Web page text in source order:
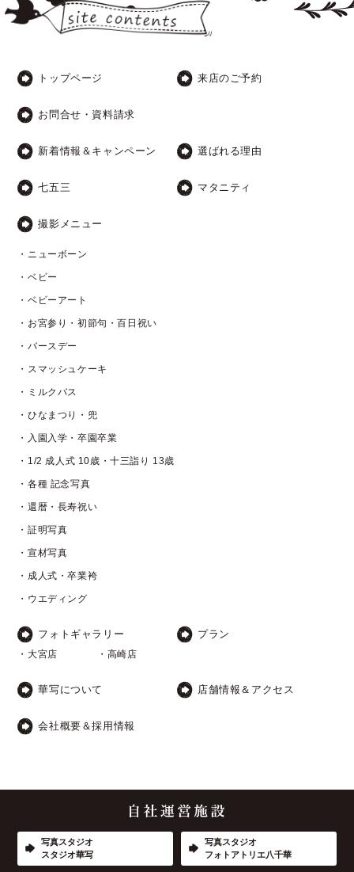
トップページ 来店のご予約
お問合せ・資料請求
新着情報＆キャンペーン 選ばれる理由
七五三 マタニティ
撮影メニュー
・ニューボーン
・ベビー
・ベビーアート
・お宮参り・初節句・百日祝い
・バースデー
・スマッシュケーキ
・ミルクバス
・ひなまつり・兜
・入園入学・卒園卒業
・1/2 成人式 10歳・十三詣り 13歳
・各種 記念写真
・還暦・長寿祝い
・証明写真
・宣材写真
・成人式・卒業袴
・ウエディング
フォトギャラリー
・大宮店 ・高崎店
プラン
華写について 店舗情報＆アクセス
会社概要＆採用情報
写真スタジオ
スタジオ華写
写真スタジオ
フォトアトリエ八千華